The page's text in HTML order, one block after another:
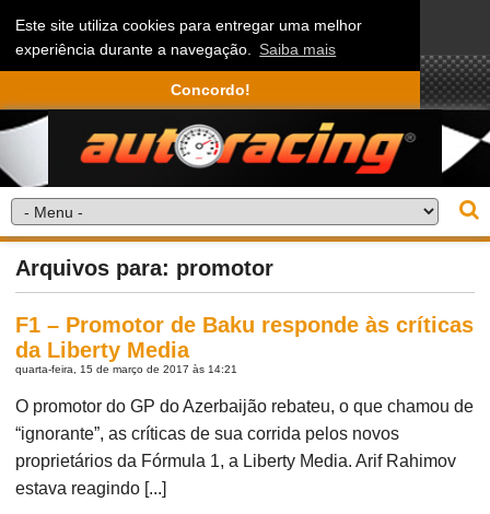
Este site utiliza cookies para entregar uma melhor
experiência durante a navegação. Saiba mais
Concordo!
Arquivos para: promotor
F1 – Promotor de Baku responde às críticas
da Liberty Media
quarta-feira, 15 de março de 2017 às 14:21
O promotor do GP do Azerbaijão rebateu, o que chamou de
“ignorante”, as críticas de sua corrida pelos novos
proprietários da Fórmula 1, a Liberty Media. Arif Rahimov
estava reagindo [...]